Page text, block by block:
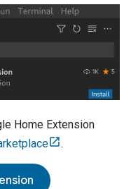
Home Extension
.